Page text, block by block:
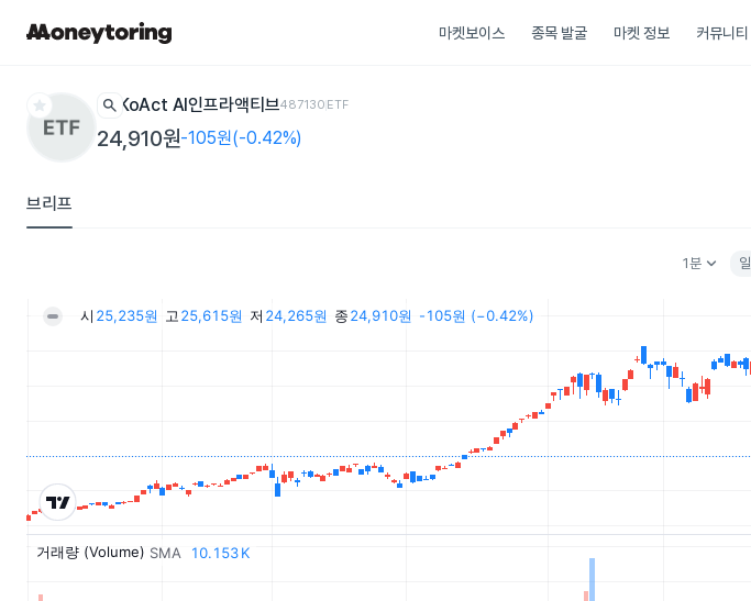
마켓보이스 종목 발굴 마켓 정보 커뮤니티
star search KoAct AI인프라액티브487130ETF
24,910원-105원(-0.42%)
브리프
1분keyboard_arrow_down 일